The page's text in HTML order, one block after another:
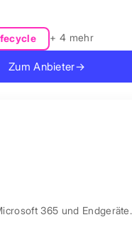
+ 4 mehr
Zum Anbieter→
365 und Endgeräte.